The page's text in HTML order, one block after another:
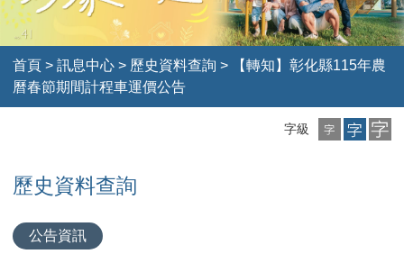
首頁 >訊息中心 > 歷史資料查詢 >
【轉知】彰化縣115年農
曆春節期間計程車運價公告
字級
小
字
中
字
大
字
歷史資料查詢
公告資訊